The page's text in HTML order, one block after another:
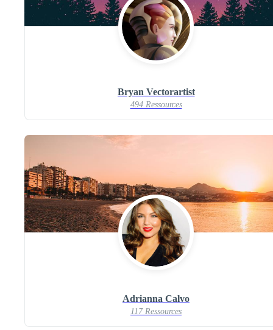
Bryan Vectorartist
494 Ressources
Adrianna Calvo
117 Ressources